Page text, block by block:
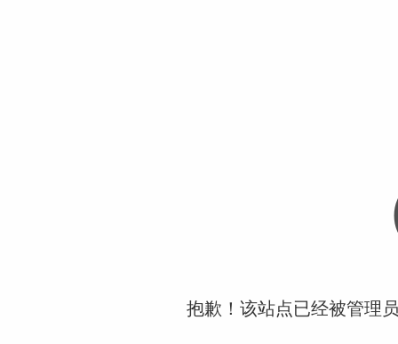
抱歉！该站点已经被管理